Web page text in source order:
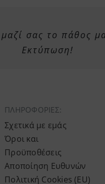
σας το πάθος
Εκτύπωση!
ΠΛΗΡΟΦΟΡΙΕΣ:
Σχετικά με εμάς
Όροι και
Προϋποθέσεις
Αποποίηση Ευθυνών
Πολιτική Cookies (ΕU)